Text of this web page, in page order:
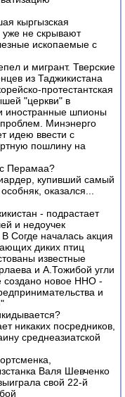
кыргызская
не скрывают
ископаемые с
и мигрант. Тверские
из Таджикистана
протестантская
"церкви" в
иностранные шпионы
Минэнерго
идею ввести с
пошлину на
Перамаа?
купивший самый
оказался...
- подрастает
и недоучек
Согде началась акция
диких птиц
известные
и А.Тожибой угли
создано новое ННО -
и
никаких посредников,
среднеазиатской
Валя Шевченко
свой 22-й